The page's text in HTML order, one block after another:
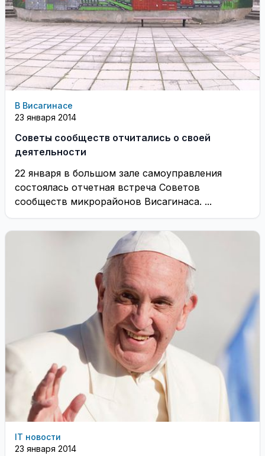
В Висагинасе
23 января 2014
Советы сообществ отчитались о своей
деятельности
22 января в большом зале самоуправления
состоялась отчетная встреча Советов
сообществ микрорайонов Висагинаса. ...
IT новости
23 января 2014